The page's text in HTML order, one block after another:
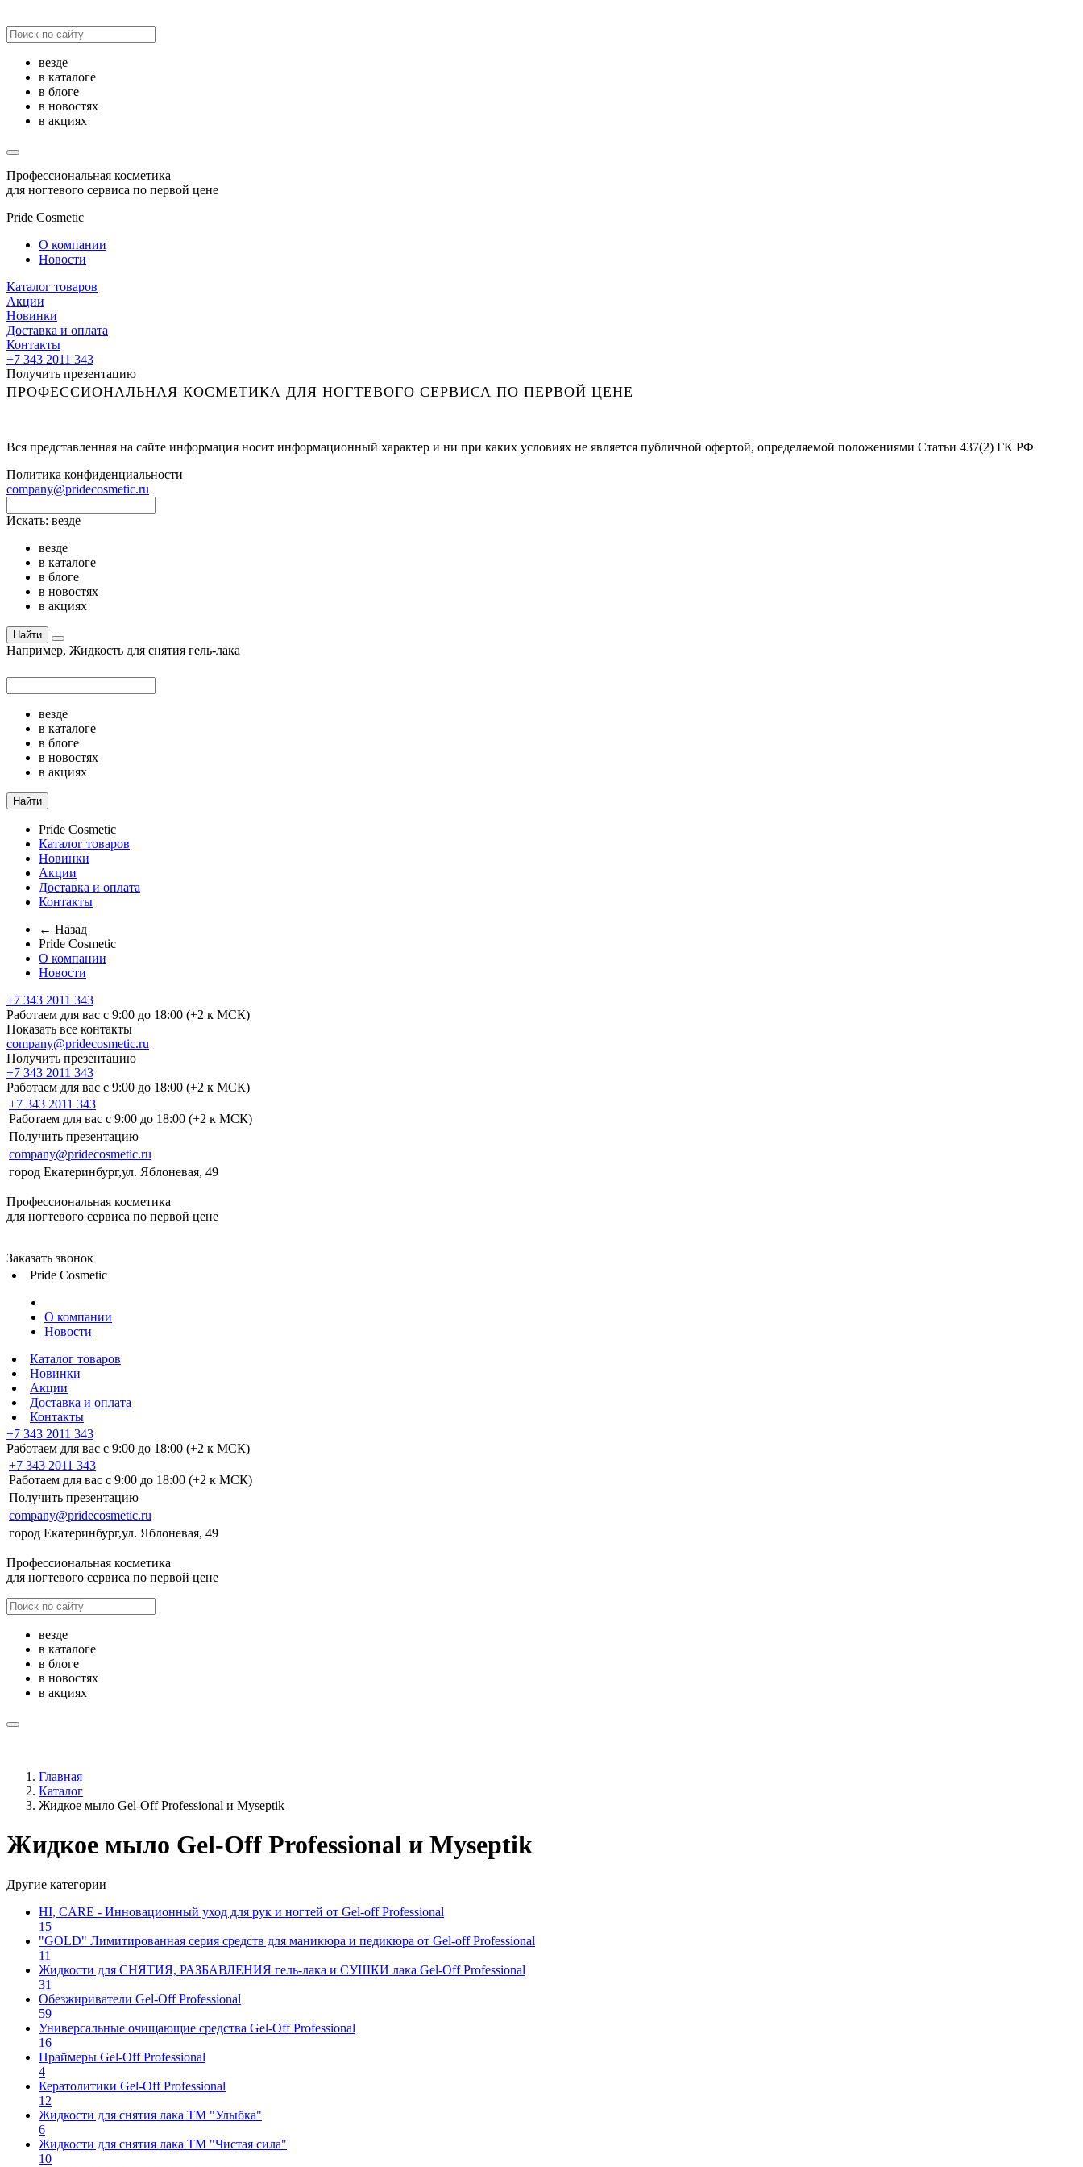
везде
в каталоге
в блоге
в новостях
в акциях
Профессиональная косметика
для ногтевого сервиса по первой цене
Pride Cosmetic
О компании
Новости
Каталог товаров
Акции
Новинки
Доставка и оплата
Контакты
+7 343 2011 343
Получить презентацию
ПРОФЕССИОНАЛЬНАЯ КОСМЕТИКА ДЛЯ НОГТЕВОГО СЕРВИСА ПО ПЕРВОЙ ЦЕНЕ
Вся представленная на сайте информация носит информационный характер и ни при каких условиях не является публичной офертой, определяемой положениями Статьи 437(2) ГК РФ
Политика конфиденциальности
company@pridecosmetic.ru
Искать: везде
везде
в каталоге
в блоге
в новостях
в акциях
Найти
Например, Жидкость для снятия гель-лака
везде
в каталоге
в блоге
в новостях
в акциях
Найти
Pride Cosmetic
Каталог товаров
Новинки
Акции
Доставка и оплата
Контакты
← Назад
Pride Cosmetic
О компании
Новости
+7 343 2011 343
Работаем для вас с 9:00 до 18:00 (+2 к МСК)
Показать все контакты
company@pridecosmetic.ru
Получить презентацию
+7 343 2011 343
Работаем для вас с 9:00 до 18:00 (+2 к МСК)
+7 343 2011 343
Работаем для вас с 9:00 до 18:00 (+2 к МСК)
Получить презентацию
company@pridecosmetic.ru
город Екатеринбург,ул. Яблоневая, 49
Профессиональная косметика
для ногтевого сервиса по первой цене
Заказать звонок
Pride Cosmetic
О компании
Новости
Каталог товаров
Новинки
Акции
Доставка и оплата
Контакты
+7 343 2011 343
Работаем для вас с 9:00 до 18:00 (+2 к МСК)
+7 343 2011 343
Работаем для вас с 9:00 до 18:00 (+2 к МСК)
Получить презентацию
company@pridecosmetic.ru
город Екатеринбург,ул. Яблоневая, 49
Профессиональная косметика
для ногтевого сервиса по первой цене
везде
в каталоге
в блоге
в новостях
в акциях
Главная
Каталог
Жидкое мыло Gel-Off Professional и Myseptik
Жидкое мыло Gel-Off Professional и Myseptik
Другие категории
HI, CARE - Инновационный уход для рук и ногтей от Gel-off Professional
15
"GOLD" Лимитированная серия средств для маникюра и педикюра от Gel-off Professional
11
Жидкости для СНЯТИЯ, РАЗБАВЛЕНИЯ гель-лака и СУШКИ лака Gel-Off Professional
31
Обезжириватели Gel-Off Professional
59
Универсальные очищающие средства Gel-Off Professional
16
Праймеры Gel-Off Professional
4
Кератолитики Gel-Off Professional
12
Жидкости для снятия лака ТМ "Улыбка"
6
Жидкости для снятия лака ТМ "Чистая сила"
10